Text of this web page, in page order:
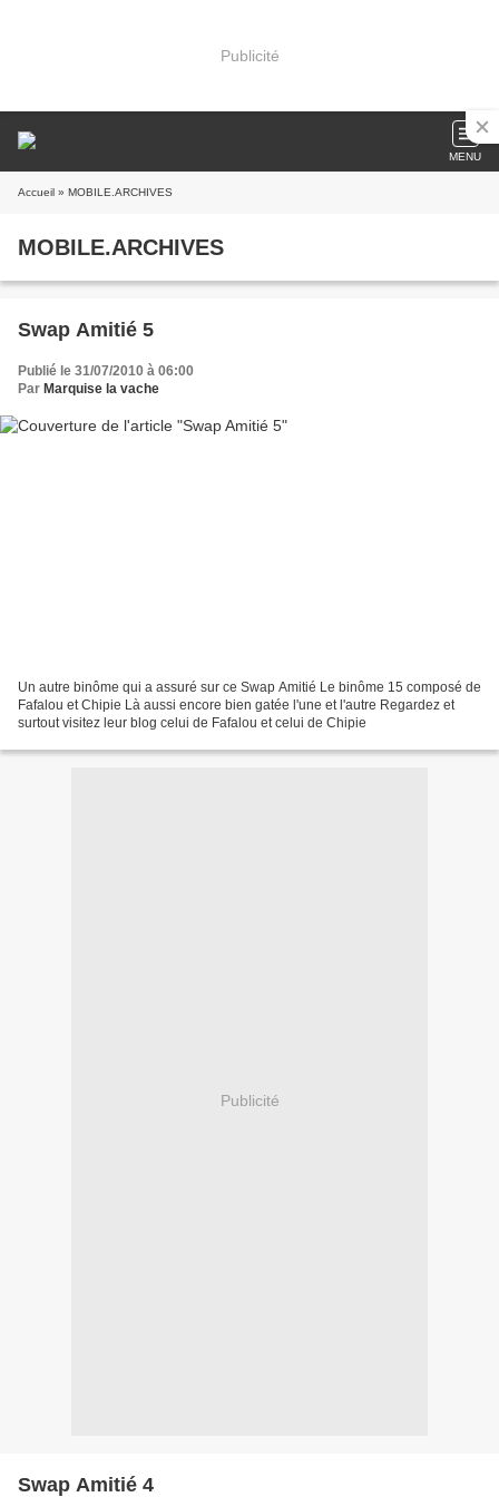
Publicité
MENU
Accueil » MOBILE.ARCHIVES
MOBILE.ARCHIVES
Swap Amitié 5
Publié le 31/07/2010 à 06:00
Par Marquise la vache
Un autre binôme qui a assuré sur ce Swap Amitié Le binôme 15 composé de
Fafalou et Chipie Là aussi encore bien gatée l'une et l'autre Regardez et
surtout visitez leur blog celui de Fafalou et celui de Chipie
Publicité
Swap Amitié 4